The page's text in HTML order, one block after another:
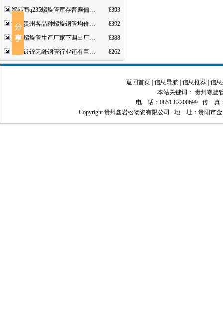
贸易商q235螺旋管库存普遍偏…
8393
近期贵州各品种螺旋钢管均价…
8392
贵州螺旋管生产厂家下调出厂…
8388
贵州镀锌无缝钢管行业还有巨…
8262
返回首页 信息导航 信息推荐 信
本站关键词： 贵州螺旋
电 话：0851-82200699 传 真：
Copyright 贵州鑫岩松物资有限公司 地 址：贵阳市